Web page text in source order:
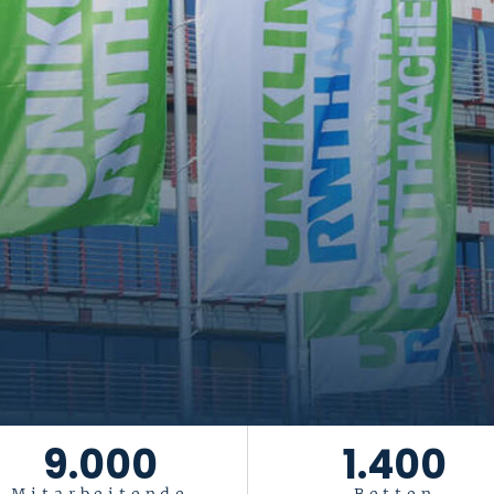
Das Leben ist ein Geschenk. Es
9.000 1.400